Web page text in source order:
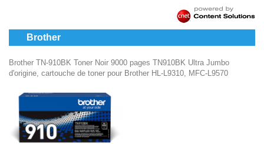
Brother
Brother TN-910BK Toner Noir 9000 pages TN910BK Ultra Jumbo
d'origine, cartouche de toner pour Brother HL-L9310, MFC-L9570